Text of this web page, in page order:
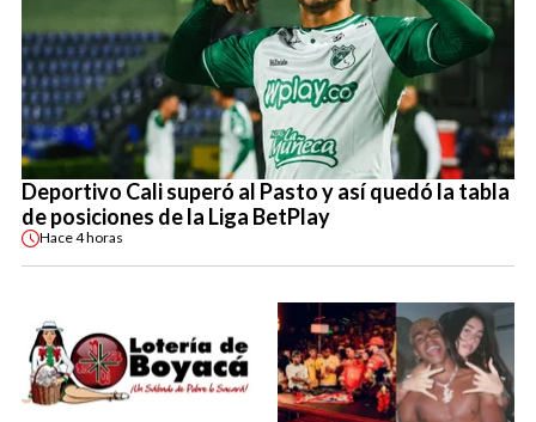
Deportivo Cali superó al Pasto y así quedó la tabla
de posiciones de la Liga BetPlay
Hace4 horas